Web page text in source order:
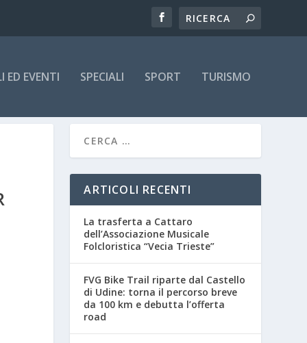
ED EVENTI SPECIALI SPORT TURISMO
ARTICOLI RECENTI
La trasferta a Cattaro
dell’Associazione Musicale
Folcloristica “Vecia Trieste”
FVG Bike Trail riparte dal Castello
di Udine: torna il percorso breve
da 100 km e debutta l’offerta
road